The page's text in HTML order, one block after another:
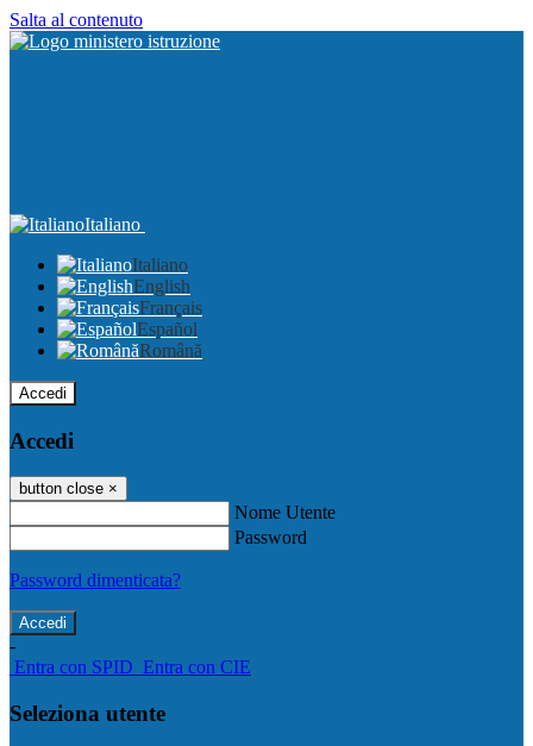
Salta al contenuto
Italiano
Italiano
English
Français
Español
Română
Accedi
Accedi
button close ×
Nome Utente
Password
Password dimenticata?
-
Entra con SPID Entra con CIE
Seleziona utente